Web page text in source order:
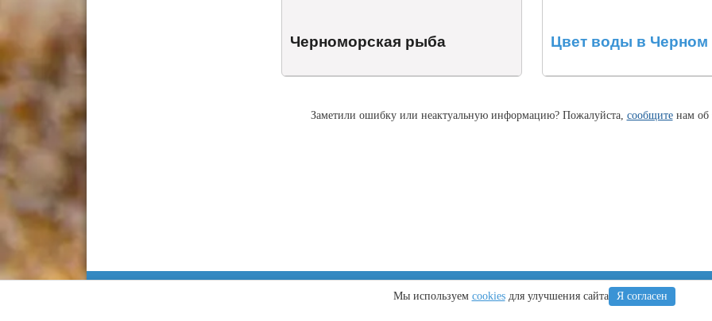
Черноморская рыба Цвет воды в Черном
Заметили ошибку или неактуальную информацию? Пожалуйста, сообщитенам об
Крым Регионы
Мы используем cookiesдля улучшения сайта Я согласен